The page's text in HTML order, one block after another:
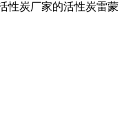
性炭厂家的活性炭雷蒙